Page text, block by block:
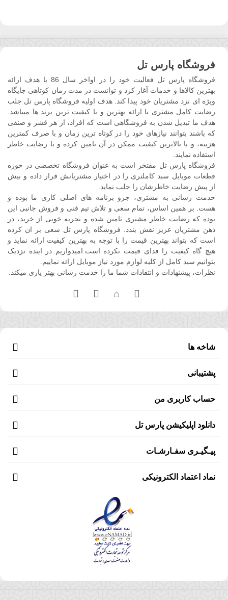
فروشگاه پارس تل
فروشگاه پارس تل فعالیت خود را در اواخر سال 86 با هدف ارائه
بهترین کالاها و خدمات آغاز کرد و توانست در مدت زمان کوتاهی جایگاه
ویژه ای نزد مشتریان خود پیدا کند. هدف اولیه فروشگاه پارس تل جلب
رضایت کامل مشتری با ارائه بهترین و با کیفیت ترین برند ها میباشد.
هدف ما تبدیل شدن به فروشگاهی است که افراد، از هر قشر و صنفی
که باشند بتوانند نیازهای خود را در کوتاه ترین زمان و با صرف کمترین
هزینه، و با بالاترین کیفیت ممکن در آن تامین کرده و با رضایت خاطر
استفاده نمایند.
فروشگاه پارس تل مفتخر است به عنوان فروشگاه تخصصی در حوزه
قطعات موبایل سبد کاملتری را در اختیار مشتریانش قرار داده و بیش
از پیش رضایت خاطرشان را جلب نماید.
خدمت رسانی به مشتری، جزو برنامه های اصلی کاری ما بوده و
هست. بر همین اساس، تمام سعی و تلاش تیم فنی و فروش جانبی این
بوده که رضایت خاطر مشتری تامین شده و تجربه خوبی از خرید، در
ذهن مشتریان عزیز نقش بندد. فروشگاه پارس تل سعی بر ان کرده
است که بتواند بهترین قیمت را با توجه به بهترین کیفیت ارائه نماید و
هیچ گاه کیفیت را فدای قیمت نکرده است.امیدواریم در اینده نزدیک
بتوانیم سبد کامل از کلیه لوازم مورد نیاز موبایل ارائه نماییم.
نظرات، پیشنهادات و انتقادات شما ما را خدمت رسانی بهتر یاری میکند.
شاخه ها
پشتیبانی
حساب کاربری من
دانلود اپلیکیشن پارس تل
پیـگیـری سفـارشـات
نماد اعتماد الکترونیکی